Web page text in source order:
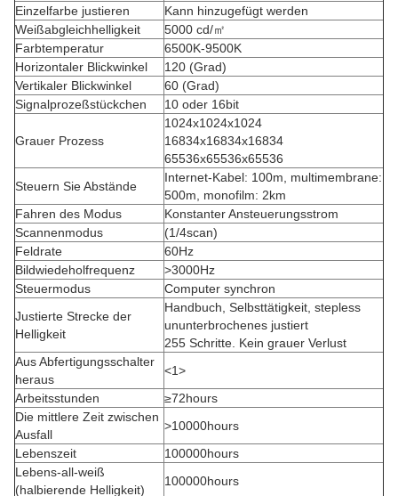
Einzelfarbe justieren
Kann hinzugefügt werden
Weißabgleichhelligkeit
5000 cd/㎡
Farbtemperatur
6500K-9500K
Horizontaler Blickwinkel
120 (Grad)
Vertikaler Blickwinkel
60 (Grad)
Signalprozeßstückchen
10 oder 16bit
Grauer Prozess
1024x1024x1024
16834x16834x16834
65536x65536x65536
Steuern Sie Abstände
Internet-Kabel: 100m, multimembrane:
500m, monofilm: 2km
Fahren des Modus
Konstanter Ansteuerungsstrom
Scannenmodus
(1/4scan)
Feldrate
60Hz
Bildwiedeholfrequenz
>3000Hz
Steuermodus
Computer synchron
Justierte Strecke der
Helligkeit
Handbuch, Selbsttätigkeit, stepless
ununterbrochenes justiert
255 Schritte. Kein grauer Verlust
Aus Abfertigungsschalter
heraus
<1>
Arbeitsstunden
≥72hours
Die mittlere Zeit zwischen
Ausfall
>10000hours
Lebenszeit
100000hours
Lebens-all-weiß
(halbierende Helligkeit)
100000hours